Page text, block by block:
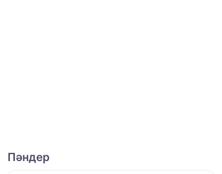
Пәндер